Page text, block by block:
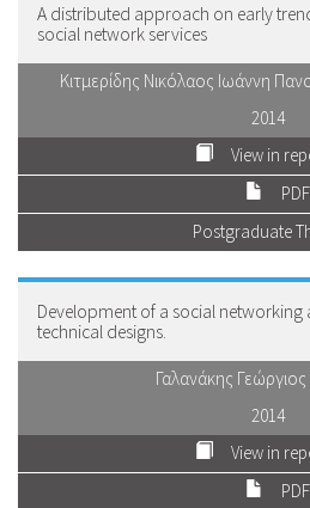
A distributed approach on early
social network services
Κιτμερίδης Νικόλαος Ιωάννη
2014
View in
PDF
Postgraduate
Development of a social
technical designs.
Γαλανάκης
2014
View in
PDF